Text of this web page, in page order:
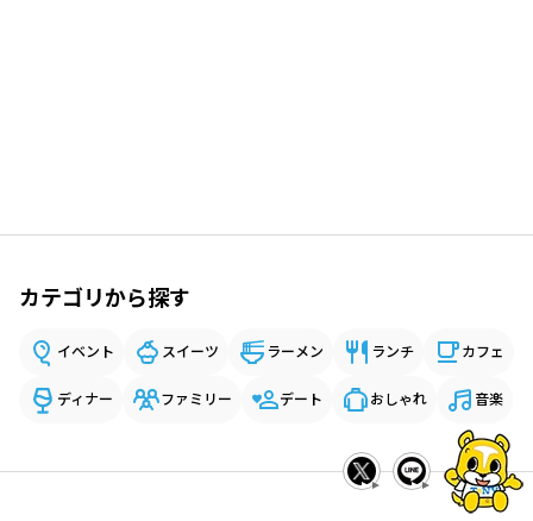
カテゴリから探す
イベント スイーツ ラーメン ランチ カフェ
ディナー ファミリー デート おしゃれ 音楽